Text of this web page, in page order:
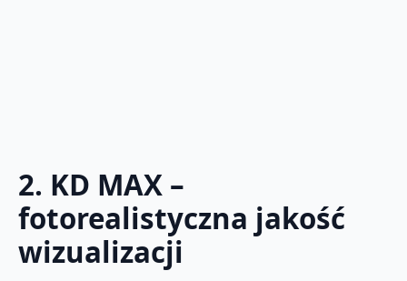
2. KD MAX –
fotorealistyczna jakość
wizualizacji